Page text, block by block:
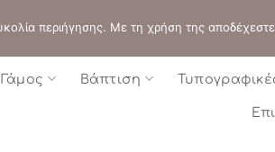
Γάμος Βάπτιση
περιήγησης. Με τη χρήση της